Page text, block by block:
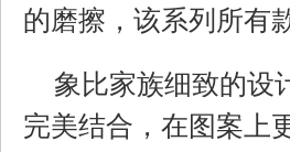
的磨擦，该系列所有
象比家族细致的设
完美结合，在图案上